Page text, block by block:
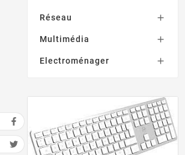
Réseau 
Multimédia 
Electroménager 